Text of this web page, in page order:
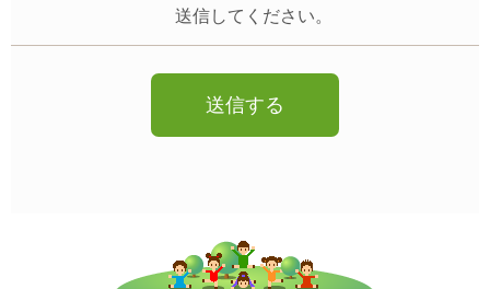
送信してください。